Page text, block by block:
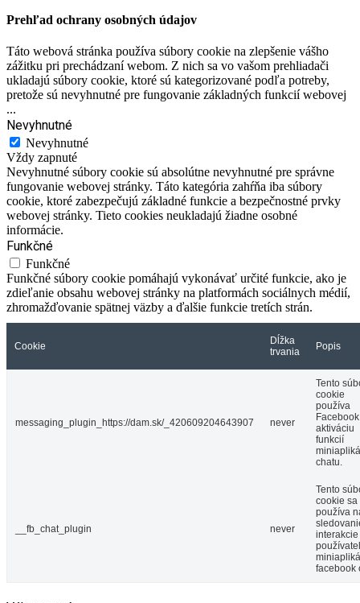
Prehľad ochrany osobných údajov
Táto webová stránka používa súbory cookie na zlepšenie vášho
zážitku pri prechádzaní webom. Z nich sa vo vašom prehliadači
ukladajú súbory cookie, ktoré sú kategorizované podľa potreby,
pretože sú nevyhnutné pre fungovanie základných funkcií webovej
...
Nevyhnutné
Nevyhnutné
Vždy zapnuté
Nevyhnutné súbory cookie sú absolútne nevyhnutné pre správne
fungovanie webovej stránky. Táto kategória zahŕňa iba súbory
cookie, ktoré zabezpečujú základné funkcie a bezpečnostné prvky
webovej stránky. Tieto cookies neukladajú žiadne osobné
informácie.
Funkčné
Funkčné
Funkčné súbory cookie pomáhajú vykonávať určité funkcie, ako je
zdieľanie obsahu webovej stránky na platformách sociálnych médií,
zhromažďovanie spätnej väzby a ďalšie funkcie tretích strán.
Cookie
Dĺžka
trvania
Popis
messaging_plugin_https://dam.sk/_420609204643907 never
Tento
cookie
používa
aktiváciu
funkcií
chatu.
__fb_chat_plugin never
Tento
cookie sa
používa
interakcie
facebook